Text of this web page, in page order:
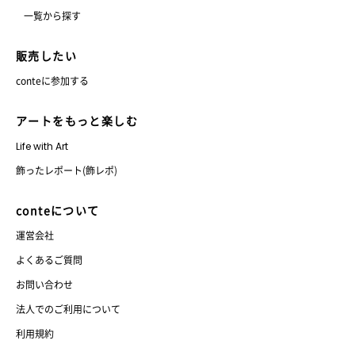
一覧から探す
販売したい
conteに参加する
アートをもっと楽しむ
Life with Art
飾ったレポート(飾レポ)
conteについて
運営会社
よくあるご質問
お問い合わせ
法人でのご利用について
利用規約